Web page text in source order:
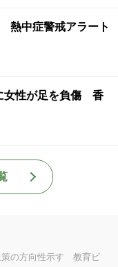
熱中症警戒アラート
女性が足を負傷 香
策の方向性示す 教育ビ